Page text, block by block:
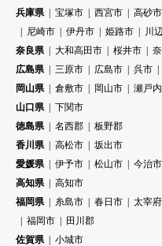
兵庫県
宝塚市 西宮市 高砂市
尼崎市
伊丹市 姫路市
川
奈良県
大和高田市 桜井市
広島県
三原市 広島市 呉市
岡山県
倉敷市 岡山市
瀬戸
山口県
下関市
徳島県
名西郡
板野郡
香川県
高松市
坂出市
愛媛県
伊予市 松山市 今治市
高知県
高知市
福岡県
糸島市 春日市 太宰
福岡市
田川郡
佐賀県
小城市